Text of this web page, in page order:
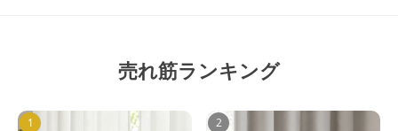
売れ筋ランキング
1 2